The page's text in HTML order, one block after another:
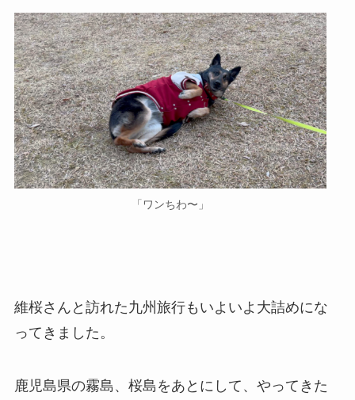
「ワンちわ〜」
維桜さんと訪れた九州旅行もいよいよ大詰めにな
ってきました。
鹿児島県の霧島、桜島をあとにして、やってきた